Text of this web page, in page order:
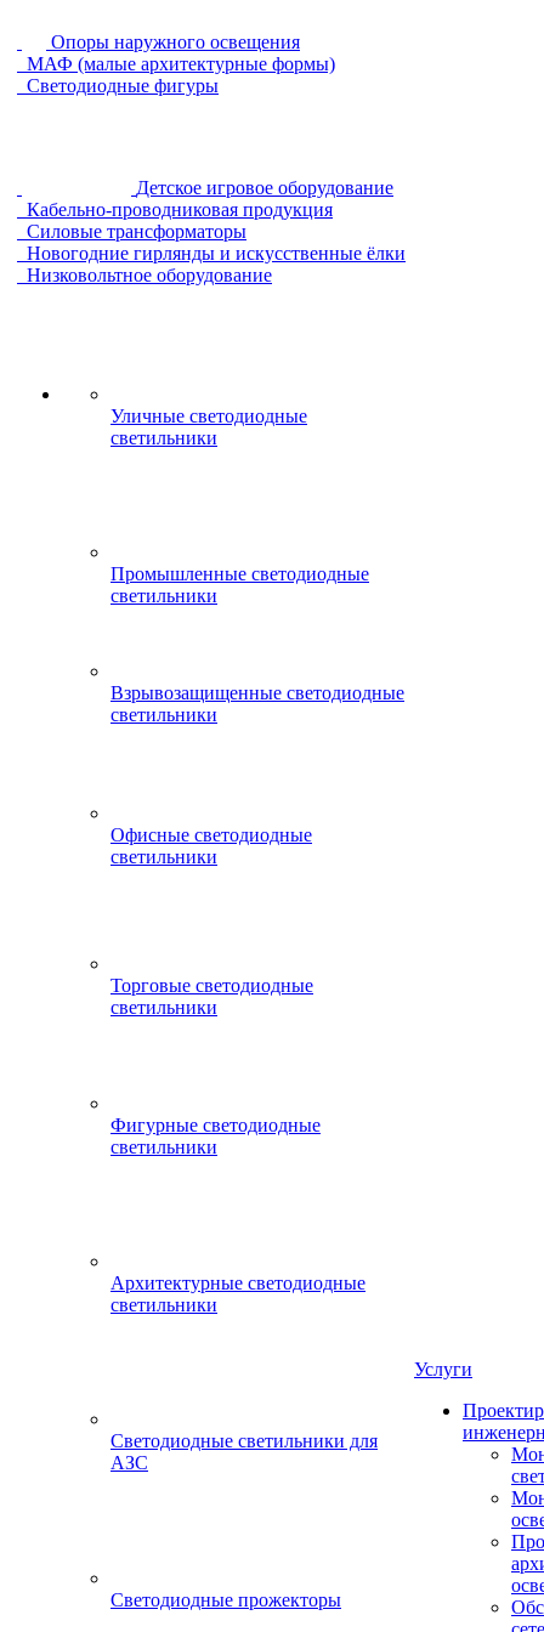
Опоры наружного освещения
МАФ (малые архитектурные формы)
Светодиодные фигуры
Детское игровое оборудование
Кабельно-проводниковая продукция
Силовые трансформаторы
Новогодние гирлянды и искусственные ёлки
Низковольтное оборудование
Уличные светодиодные
светильники
Промышленные светодиодные
светильники
Взрывозащищенные светодиодные
светильники
Офисные светодиодные
светильники
Торговые светодиодные
светильники
Фигурные светодиодные
светильники
Архитектурные светодиодные
светильники
Светодиодные светильники для
АЗС
Светодиодные прожекторы
Услуги